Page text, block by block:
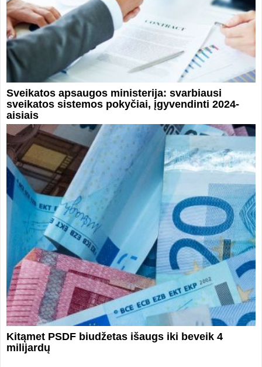
Sveikatos apsaugos ministerija: svarbiausi
sveikatos sistemos pokyčiai, įgyvendinti 2024-
aisiais
Kitąmet PSDF biudžetas išaugs iki beveik 4
milijardų